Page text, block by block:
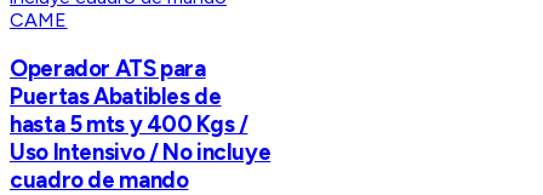
CAME
Operador ATS para
Puertas Abatibles de
hasta 5 mts y 400 Kgs /
Uso Intensivo / No incluye
cuadro de mando